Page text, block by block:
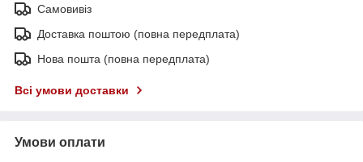
Самовивіз
Доставка поштою (повна передплата)
Нова пошта (повна передплата)
Всі умови доставки
Умови оплати